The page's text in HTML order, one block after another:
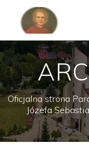
Oficjalna strona
Józefa